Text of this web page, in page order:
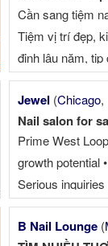
Cần sang tiệm
Tiệm vị trí đẹp,
định lâu năm, tip
Jewel (Chicago,
Nail salon for
Prime West
growth potential
Serious
B Nail Lounge (